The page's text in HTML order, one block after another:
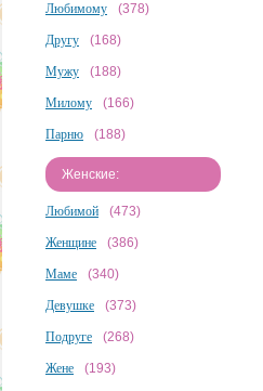
Любимому (378)
Другу (168)
Мужу (188)
Милому (166)
Парню (188)
Женские:
Любимой (473)
Женщине (386)
Маме (340)
Девушке (373)
Подруге (268)
Жене (193)